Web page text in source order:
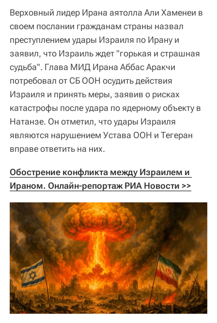
Верховный лидер Ирана аятолла Али Хаменеи в
своем послании гражданам страны назвал
преступлением удары Израиля по Ирану и
заявил, что Израиль ждет "горькая и страшная
судьба". Глава МИД Ирана Аббас Аракчи
потребовал от СБ ООН осудить действия
Израиля и принять меры, заявив о рисках
катастрофы после удара по ядерному объекту в
Натанзе. Он отметил, что удары Израиля
являются нарушением Устава ООН и Тегеран
вправе ответить на них.
Обострение конфликта между Израилем и
Ираном. Онлайн-репортаж РИА Новости >>